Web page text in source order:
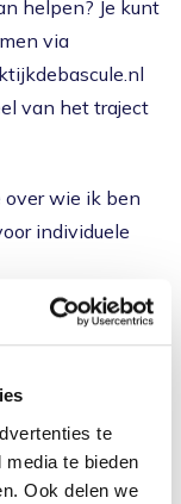
te
te bieden
Ook delen we
helpen? Je kunt
via
van het traject
wie ik ben
individuele
Ouderen